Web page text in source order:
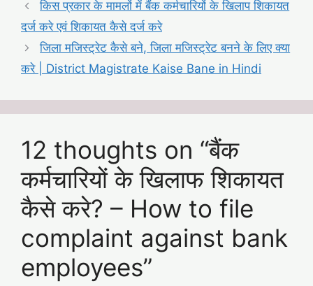
किस प्रकार के मामलों में बैंक कर्मचारियों के खिलाप शिकायत
दर्ज करे एवं शिकायत कैसे दर्ज करे
जिला मजिस्ट्रेट कैसे बने, जिला मजिस्ट्रेट बनने के लिए क्या
करे | District Magistrate Kaise Bane in Hindi
12 thoughts on “बैंक
कर्मचारियों के ख‍िलाफ शिकायत
कैसे करे? – How to file
complaint against bank
employees”